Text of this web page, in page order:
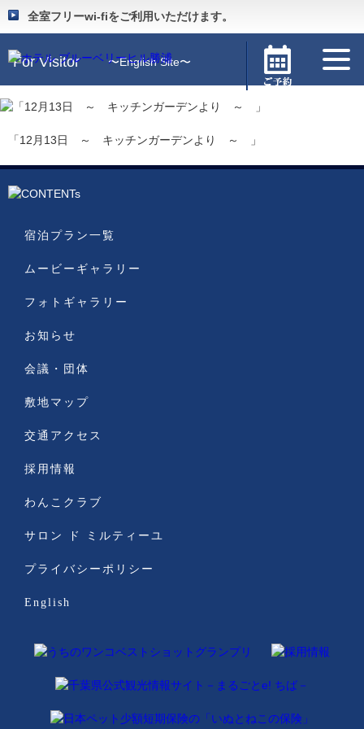
全室フリーwi-fiをご利用いただけます。
Guide 〜施設のご案内〜
For Visitor 〜English Site〜
「12月13日 ～ キッチンガーデンより ～ 」
宿泊プラン一覧
ムービーギャラリー
フォトギャラリー
お知らせ
会議・団体
敷地マップ
交通アクセス
採用情報
わんこクラブ
サロン ド ミルティーユ
プライバシーポリシー
English